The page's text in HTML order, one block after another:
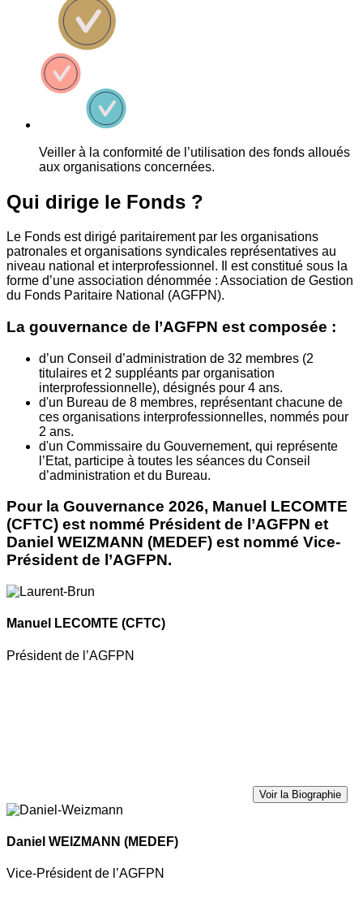
Veiller à la conformité de l’utilisation des fonds alloués
aux organisations concernées.
Qui dirige le Fonds ?
Le Fonds est dirigé paritairement par les organisations
patronales et organisations syndicales représentatives au
niveau national et interprofessionnel. Il est constitué sous la
forme d’une association dénommée : Association de Gestion
du Fonds Paritaire National (AGFPN).
La gouvernance de l’AGFPN est composée :
d’un Conseil d’administration de 32 membres (2
titulaires et 2 suppléants par organisation
interprofessionnelle), désignés pour 4 ans.
d'un Bureau de 8 membres, représentant chacune de
ces organisations interprofessionnelles, nommés pour
2 ans.
d'un Commissaire du Gouvernement, qui représente
l’Etat, participe à toutes les séances du Conseil
d’administration et du Bureau.
Pour la Gouvernance 2026, Manuel LECOMTE
(CFTC) est nommé Président de l’AGFPN et
Daniel WEIZMANN (MEDEF) est nommé Vice-
Président de l’AGFPN.
Manuel LECOMTE (CFTC)
Président de l’AGFPN
Voir la Biographie
Daniel WEIZMANN (MEDEF)
Vice-Président de l’AGFPN